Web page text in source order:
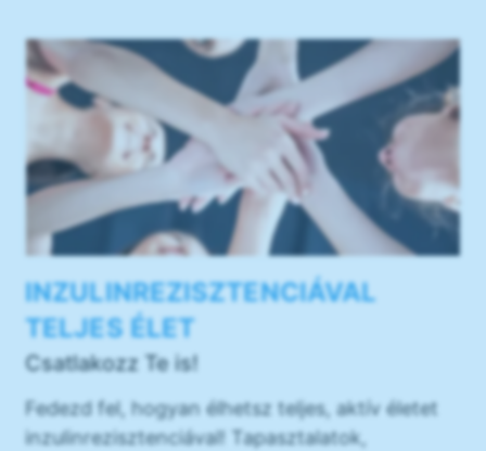
INZULINREZISZTENCIÁVAL
TELJES ÉLET
Csatlakozz Te is!
Fedezd fel, hogyan élhetsz teljes, aktív életet
inzulinrezisztenciával! Tapasztalatok,